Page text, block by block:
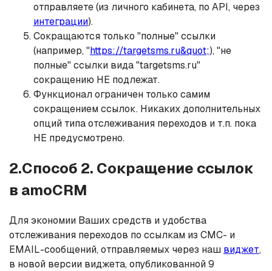
отправляете (из личного кабинета, по API, через
интеграции).
Сокращаются только "полные" ссылки
(например, "https://targetsms.ru&quot;), "не
полные" ссылки вида "targetsms.ru"
сокращению НЕ подлежат.
Функционал ограничен только самим
сокращением ссылок. Никаких дополнительных
опций типа отслеживания переходов и т.п. пока
НЕ предусмотрено.
2.Способ 2. Сокращение ссылок
в amoCRM
Для экономии Ваших средств и удобства
отслеживания переходов по ссылкам из СМС- и
EMAIL-сообщений, отправляемых через наш виджет,
в новой версии виджета, опубликованной 9